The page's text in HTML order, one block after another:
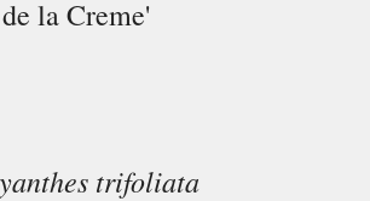
la Creme'
trifoliata